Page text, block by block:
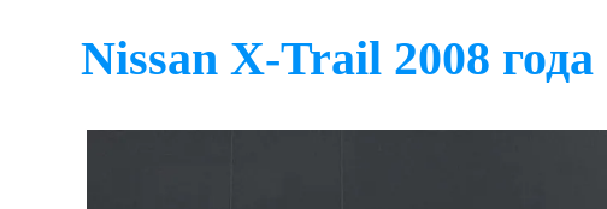
Nissan X-Trail 2008 года